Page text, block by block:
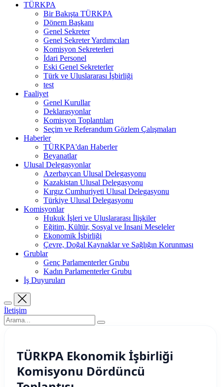
TÜRKPA
Bir Bakışta TÜRKPA
Dönem Başkanı
Genel Sekreter
Genel Sekreter Yardımcıları
Komisyon Sekreterleri
İdari Personel
Eski Genel Sekreterler
Türk ve Uluslararası İşbirliği
test
Faaliyet
Genel Kurullar
Deklarasyonlar
Komisyon Toplantıları
Seçim ve Referandum Gözlem Çalışmaları
Haberler
TÜRKPA'dan Haberler
Beyanatlar
Ulusal Delegasyonlar
Azerbaycan Ulusal Delegasyonu
Kazakistan Ulusal Delegasyonu
Kırgız Cumhuriyeti Ulusal Delegasyonu
Türkiye Ulusal Delegasyonu
Komisyonlar
Hukuk İşleri ve Uluslararası İlişkiler
Eğitim, Kültür, Sosyal ve İnsani Meseleler
Ekonomik İşbirliği
Çevre, Doğal Kaynaklar ve Sağlığın Korunması
Grublar
Genç Parlamenterler Grubu
Kadın Parlamenterler Grubu
İş Duyuruları
İletişim
TÜRKPA Ekonomik İşbirliği
Komisyonu Dördüncü